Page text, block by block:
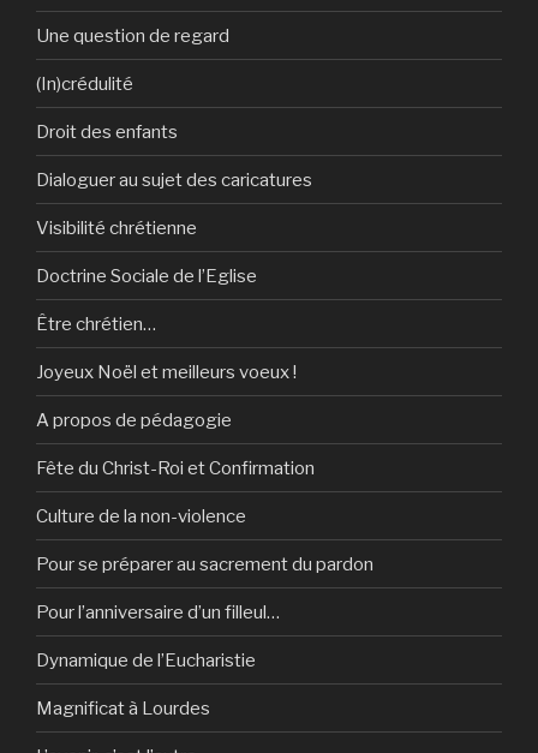
Une question de regard
(In)crédulité
Droit des enfants
Dialoguer au sujet des caricatures
Visibilité chrétienne
Doctrine Sociale de l’Eglise
Être chrétien…
Joyeux Noël et meilleurs voeux !
A propos de pédagogie
Fête du Christ-Roi et Confirmation
Culture de la non-violence
Pour se préparer au sacrement du pardon
Pour l’anniversaire d’un filleul…
Dynamique de l’Eucharistie
Magnificat à Lourdes